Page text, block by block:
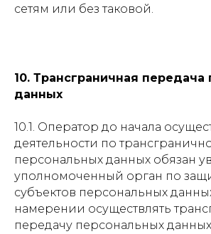
сетям или без таковой.
10. Трансграничная
данных
10.1. Оператор до начала
деятельности по
персональных данных обязан
уполномоченный орган по
субъектов персональных
намерении осуществлять
передачу персональных данных